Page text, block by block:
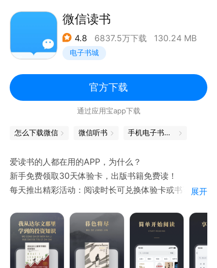
情、仙侠、武侠、都市、历史、游戏、科幻、二次元
等，给你想要的一切！
【书单广场】不得不看的精选合辑，资深书迷倾情奉
献，请允许我们拯救你的书荒；
◉ 丝般顺滑的阅读体验和百家争鸣的书评天地，让你
彻底沉浸于故事的世界~
【体验至上】赏心悦目的视觉效果及轻松舒适的阅读界
神~作家感言让真实的大神不再遥远；
【畅所欲言】更直接的交流
微信读书
4.8 6837.5万下载 130.24 MB
电子书城
官方下载
通过应用宝app下载
怎么下载微信 微信听书 手机电子书下载
爱读书的人都在用的APP，为什么？
新手免费领取30天体验卡，出版书籍免费读！
每天推出精彩活动：阅读时长可兑换体验卡或书币奖
送；集赞获得联名卡；组队抽取体验卡，免费阅读百万
好书。
【出版好书】
展开